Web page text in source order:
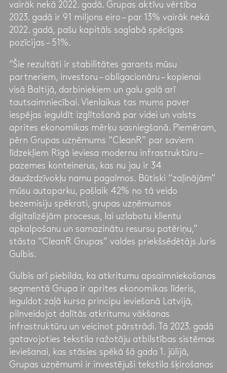
vairāk nekā 2022. gadā. Grupas aktīvu vērtība
2023. gadā ir 91 miljons eiro – par 13% vairāk nekā
2022. gadā, pašu kapitāls saglabā spēcīgas
pozīcijas – 51%.
“Šie rezultāti ir stabilitātes garants mūsu
partneriem, investoru – obligacionāru – kopienai
visā Baltijā, darbiniekiem un galu galā arī
tautsaimniecībai. Vienlaikus tas mums paver
iespējas ieguldīt izglītošanā par videi un valsts
aprites ekonomikas mērķu sasniegšanā. Piemēram,
pērn Grupas uzņēmums “CleanR” par saviem
līdzekļiem Rīgā ieviesa modernu infrastruktūru –
pazemes konteinerus, kas nu jau ir 34
daudzdzīvokļu namu pagalmos. Būtiski “zaļinājām”
mūsu autoparku, pašlaik 42% no tā veido
bezemisiju spēkrati, grupas uzņēmumos
digitalizējām procesus, lai uzlabotu klientu
apkalpošanu un samazinātu resursu patēriņu,”
stāsta “CleanR Grupas” valdes priekšsēdētājs Juris
Gulbis.
Gulbis arī piebilda, ka atkritumu apsaimniekošanas
segmentā Grupa ir aprites ekonomikas līderis,
ieguldot zaļā kursa principu ieviešanā Latvijā,
pilnveidojot dalītās atkritumu vākšanas
infrastruktūru un veicinot pārstrādi. Tā 2023. gadā
gatavojoties tekstila ražotāju atbilstības sistēmas
ieviešanai, kas stāsies spēkā šā gada 1. jūlijā,
Grupas uzņēmumi ir investējuši tekstila šķirošanas